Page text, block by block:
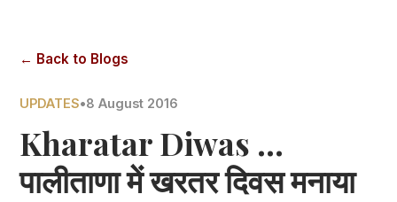
← Back to Blogs
UPDATES•8 August 2016
Kharatar Diwas ...
पालीताणा में खरतर दिवस मनाया